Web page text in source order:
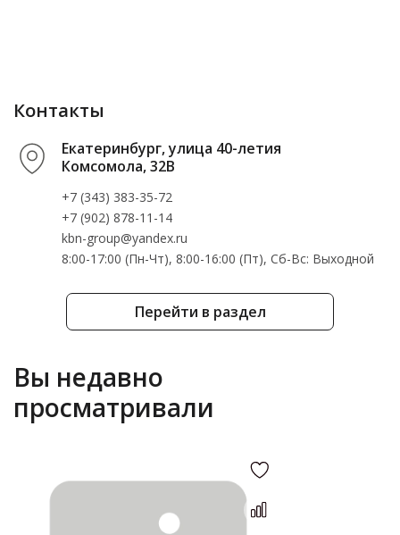
Перейти в раздел
Контакты
Екатеринбург, улица 40-летия
Комсомола, 32В
+7 (343) 383-35-72
+7 (902) 878-11-14
kbn-group@yandex.ru
8:00-17:00 (Пн-Чт), 8:00-16:00 (Пт), Cб-Вс: Выходной
Вы недавно
просматривали